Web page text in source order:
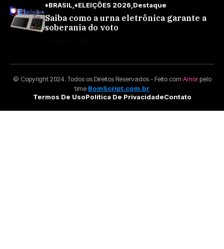
♦BRASIL ♦ELEIÇÕES 2026 Destaque
Saiba como a urna eletrônica garante a
soberania do voto
© Copyright 2024. Todos os Direitos Reservados - Feito com Amorpelo
time BomScript.com.br
Termos De UsoPolítica De PrivacidadeContato